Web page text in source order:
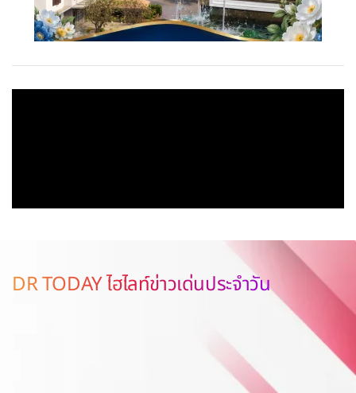
DR TODAY ไฮไลท์ข่าวเด่นประจำวัน